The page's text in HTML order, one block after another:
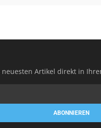
Artikel direkt in
ABONNIEREN